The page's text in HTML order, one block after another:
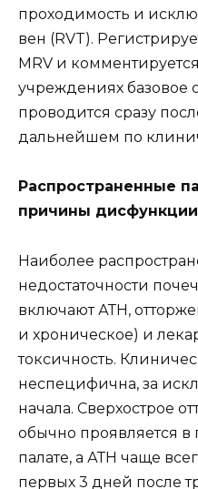
проходимость и
вен (RVT).
MRV и
учреждениях базовое
проводится сразу
дальнейшем по
Распространенные
причины дисфункции
Наиболее
недостаточности
включают АТН,
и хроническое) и
токсичность.
неспецифична, за
начала. Сверхострое
обычно проявляется
палате, а АТН чаще
первых 3 дней после